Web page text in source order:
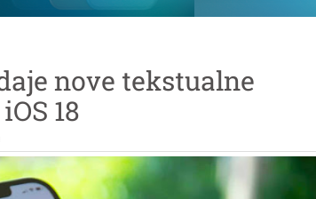
nove tekstualne
18